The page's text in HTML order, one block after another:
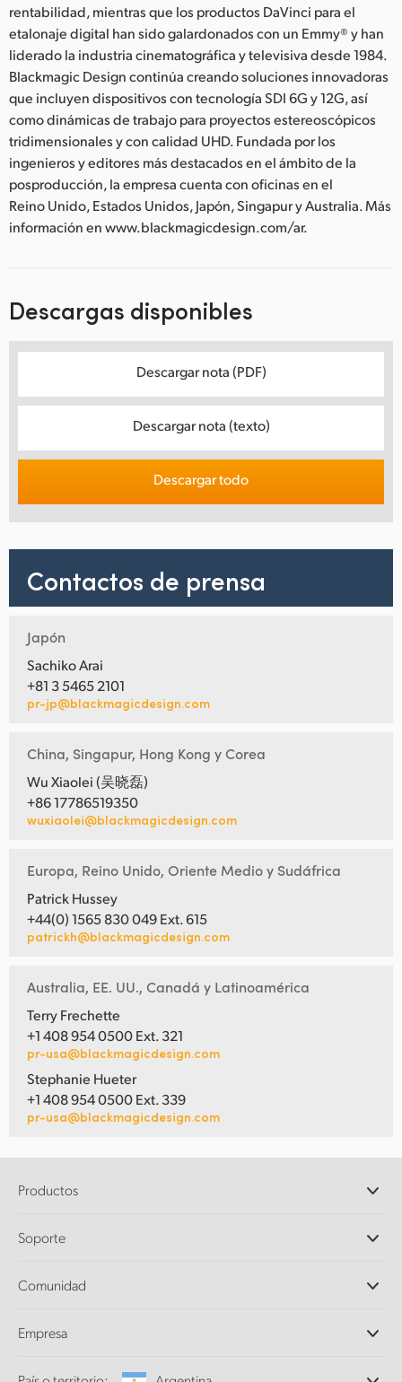
rentabilidad, mientras que los productos DaVinci para el
etalonaje digital han sido galardonados con un Emmy® y han
liderado la industria cinematográfica y televisiva desde 1984.
Blackmagic Design continúa creando soluciones innovadoras
que incluyen dispositivos con tecnología SDI 6G y 12G, así
como dinámicas de trabajo para proyectos estereoscópicos
tridimensionales y con calidad UHD. Fundada por los
ingenieros y editores más destacados en el ámbito de la
posproducción, la empresa cuenta con oficinas en el
Reino Unido, Estados Unidos, Japón, Singapur y Australia. Más
información en www.blackmagicdesign.com/ar.
Descargas disponibles
Descargar nota (PDF)
Descargar nota (texto)
Descargar todo
Contactos de prensa
Japón
Sachiko Arai
+81 3 5465 2101
pr-jp@blackmagicdesign.com
China, Singapur, Hong Kong y Corea
Wu Xiaolei (吴晓磊)
+86 17786519350
wuxiaolei@blackmagicdesign.com
Europa, Reino Unido, Oriente Medio y Sudáfrica
Patrick Hussey
+44(0) 1565 830 049 Ext. 615
patrickh@blackmagicdesign.com
Australia, EE. UU., Canadá y Latinoamérica
Terry Frechette
+1 408 954 0500 Ext. 321
pr-usa@blackmagicdesign.com
Stephanie Hueter
+1 408 954 0500 Ext. 339
pr-usa@blackmagicdesign.com
Productos
DaVinci Resolve y Fusion
Ultimatte
Captura y reproducción
Conversión de formatos
Soporte
Centro de soporte técnico
Comunidad
Empresa